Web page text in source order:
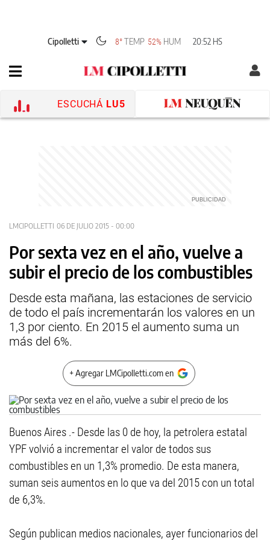
Cipolletti 8° TEMP 52% HUM 20:52 HS
ESCUCHÁ LU5
LMCIPOLLETTI 06 DE JULIO 2015 - 00:00
Por sexta vez en el año, vuelve a
subir el precio de los combustibles
Desde esta mañana, las estaciones de servicio
de todo el país incrementarán los valores en un
1,3 por ciento. En 2015 el aumento suma un
más del 6%.
+ Agregar LMCipolletti.com en
Buenos Aires .- Desde las 0 de hoy, la petrolera estatal
YPF volvió a incrementar el valor de todos sus
combustibles en un 1,3% promedio. De esta manera,
suman seis aumentos en lo que va del 2015 con un total
de 6,3%.
Según publican medios nacionales, ayer funcionarios del